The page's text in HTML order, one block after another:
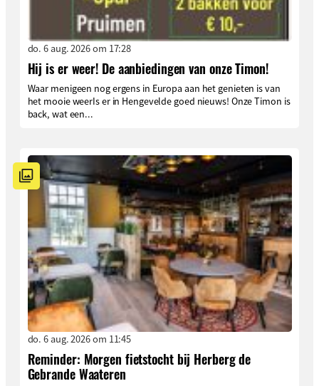
do. 6 aug. 2026 om 17:28
Hij is er weer! De aanbiedingen van onze Timon!
Waar menigeen nog ergens in Europa aan het genieten is van
het mooie weerIs er in Hengevelde goed nieuws! Onze Timon is
back, wat een...
do. 6 aug. 2026 om 11:45
Reminder: Morgen fietstocht bij Herberg de
Gebrande Waateren